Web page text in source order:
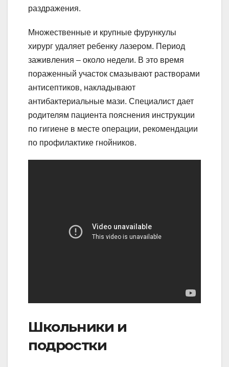
раздражения.
Множественные и крупные фурункулы
хирург удаляет ребенку лазером. Период
заживления – около недели. В это время
пораженный участок смазывают растворами
антисептиков, накладывают
антибактериальные мази. Специалист дает
родителям пациента пояснения инструкции
по гигиене в месте операции, рекомендации
по профилактике гнойников.
Школьники и
подростки